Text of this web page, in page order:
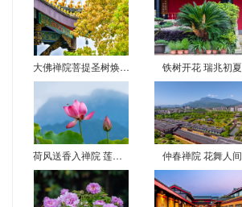
大佛禅院菩提圣树焕新彩 尼泊尔移栽二十载现金叶奇观 铁树开花 瑞兆初夏
荷风送香入禅院 莲花初绽映佛光 仲春禅院 花舞人间